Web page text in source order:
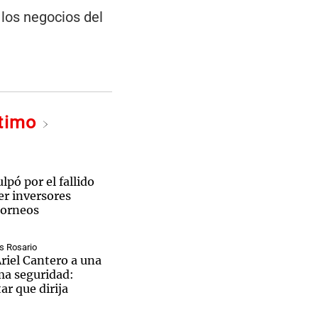
negocios del
por el fallido
inversores
Rosario
Cantero a una
seguridad:
que dirija